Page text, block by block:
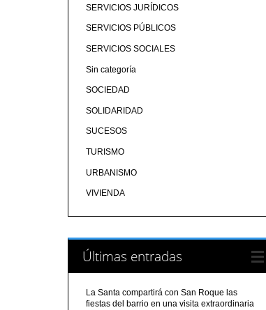
SERVICIOS JURÍDICOS
SERVICIOS PÚBLICOS
SERVICIOS SOCIALES
Sin categoría
SOCIEDAD
SOLIDARIDAD
SUCESOS
TURISMO
URBANISMO
VIVIENDA
Últimas entradas
La Santa compartirá con San Roque las
fiestas del barrio en una visita extraordinaria